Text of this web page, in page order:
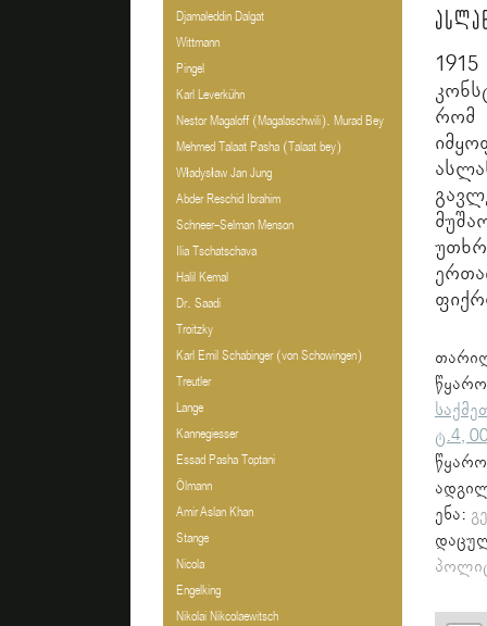
Djamaleddin Dalgat
Wittmann
Pingel
Karl Leverkühn
Nestor Magaloff (Magalaschwili). Murad Bey
Mehmed Talaat Pasha (Talaat bey)
Władysław Jan Jung
Abder Reschid Ibrahim
Schneer-Selman Menson
Ilia Tschatschava
Halil Kemal
Dr. Saadi
Troitzky
Karl Emil Schabinger (von Schowingen)
Treutler
Lange
Kannegiesser
Essad Pasha Toptani
Ölmann
Amir Aslan Khan
Stange
Nicola
Engelking
Nikolai Nikcolaewitsch
რომ
ტ.4,
ენა: